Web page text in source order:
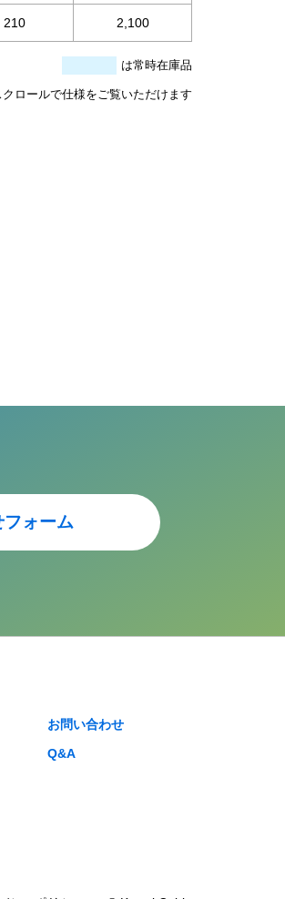
210 2,100
は常時在庫品
ロールで仕様をご覧いただけます
ォーム
お問い合わせ
Q&A